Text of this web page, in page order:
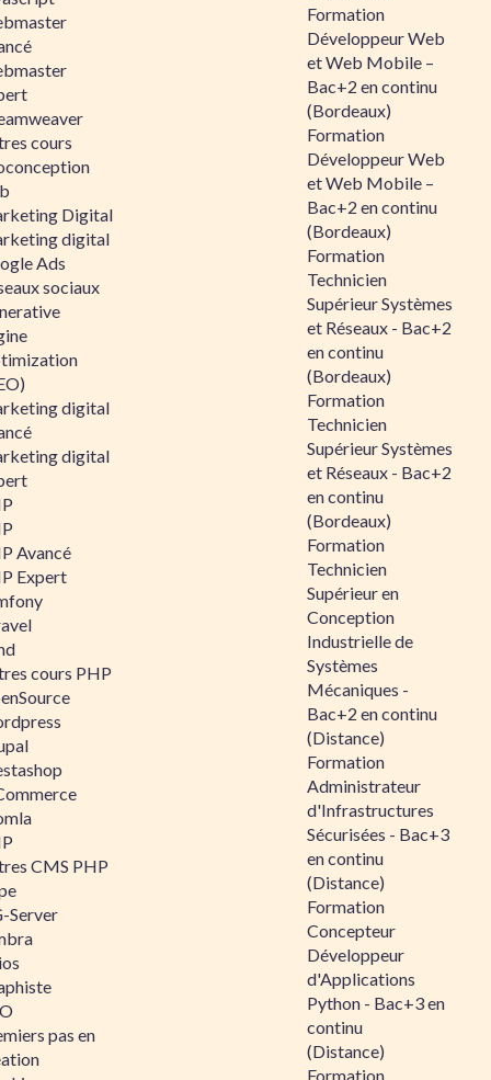
cours
Digital
digital
Ads
sociaux
digital
digital
Avancé
Expert
cours PHP
CMS PHP
Server
pas en
Formation
Développeur Web
et Web Mobile –
Bac+2 en continu
(Bordeaux)
Formation
Développeur Web
et Web Mobile –
Bac+2 en continu
(Bordeaux)
Formation
Technicien
Supérieur Systèmes
et Réseaux - Bac+2
en continu
(Bordeaux)
Formation
Technicien
Supérieur Systèmes
et Réseaux - Bac+2
en continu
(Bordeaux)
Formation
Technicien
Supérieur en
Conception
Industrielle de
Systèmes
Mécaniques -
Bac+2 en continu
(Distance)
Formation
Administrateur
d'Infrastructures
Sécurisées - Bac+3
en continu
(Distance)
Formation
Concepteur
Développeur
d'Applications
Python - Bac+3 en
continu
(Distance)
Formation